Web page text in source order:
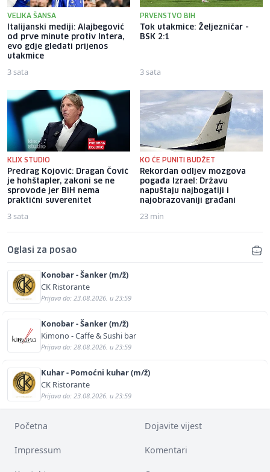
VELIKA ŠANSA
Italijanski mediji: Alajbegović
od prve minute protiv Intera,
evo gdje gledati prijenos
utakmice
3 sata
PRVENSTVO BIH
Tok utakmice: Željezničar -
BSK 2:1
3 sata
KLIX STUDIO
Predrag Kojović: Dragan Čović
je hohštapler, zakoni se ne
sprovode jer BiH nema
praktični suverenitet
3 sata
KO ĆE PUNITI BUDŽET
Rekordan odljev mozgova
pogađa Izrael: Državu
napuštaju najbogatiji i
najobrazovaniji građani
23 min
Oglasi za posao
Konobar - Šanker (m/ž)
CK Ristorante
Prijava do: 23.08.2026. u 23:59
Konobar - Šanker (m/ž)
Kimono - Caffe & Sushi bar
Prijava do: 28.08.2026. u 23:59
Kuhar - Pomoćni kuhar (m/ž)
CK Ristorante
Prijava do: 23.08.2026. u 23:59
Početna Dojavite vijest
Impressum Komentari